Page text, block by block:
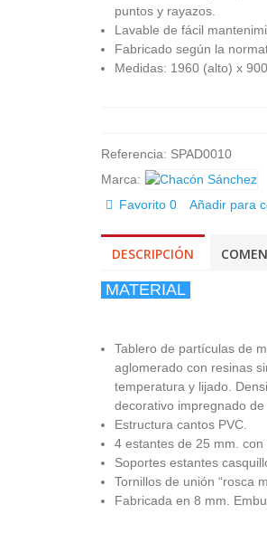
puntos y rayazos.
Lavable de fácil
Fabricado según la
Medidas: 1960 (alto) x
Referencia: SPAD0010
Marca:
Favorito 0 Añadir para
DESCRIPCIÓN
MATERIAL
Tablero de partículas de
aglomerado con resinas
temperatura y lijado.
decorativo impregnado
Estructura cantos PVC.
4 estantes de 25 mm. con
Soportes estantes
Tornillos de unión “rosca
Fabricada en 8 mm.